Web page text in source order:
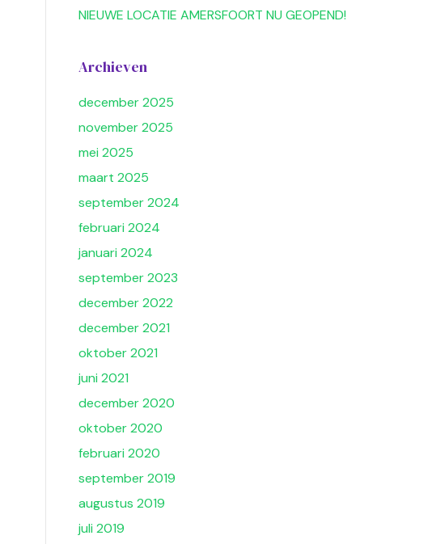
NIEUWE LOCATIE AMERSFOORT NU GEOPEND!
Archieven
december 2025
november 2025
mei 2025
maart 2025
september 2024
februari 2024
januari 2024
september 2023
december 2022
december 2021
oktober 2021
juni 2021
december 2020
oktober 2020
februari 2020
september 2019
augustus 2019
juli 2019